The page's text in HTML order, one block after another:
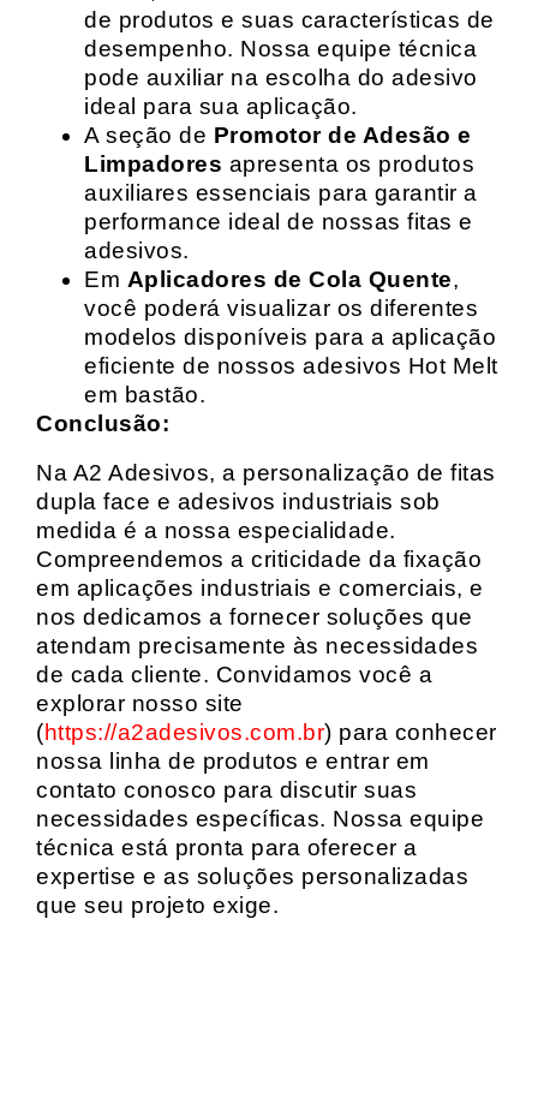
de produtos e suas características de
desempenho. Nossa equipe técnica
pode auxiliar na escolha do adesivo
ideal para sua aplicação.
A seção de Promotor de Adesão e
Limpadores apresenta os produtos
auxiliares essenciais para garantir a
performance ideal de nossas fitas e
adesivos.
Em Aplicadores de Cola Quente,
você poderá visualizar os diferentes
modelos disponíveis para a aplicação
eficiente de nossos adesivos Hot Melt
em bastão.
Conclusão:
Na A2 Adesivos, a personalização de fitas
dupla face e adesivos industriais sob
medida é a nossa especialidade.
Compreendemos a criticidade da fixação
em aplicações industriais e comerciais, e
nos dedicamos a fornecer soluções que
atendam precisamente às necessidades
de cada cliente. Convidamos você a
explorar nosso site
(https://a2adesivos.com.br) para conhecer
nossa linha de produtos e entrar em
contato conosco para discutir suas
necessidades específicas. Nossa equipe
técnica está pronta para oferecer a
expertise e as soluções personalizadas
que seu projeto exige.